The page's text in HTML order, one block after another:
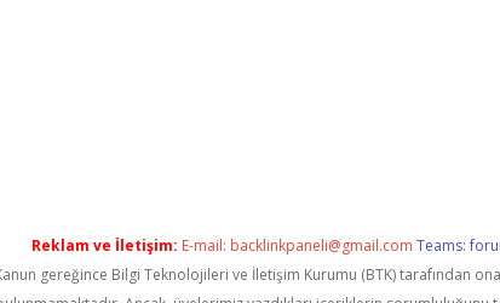
Reklam ve İletişim: E-mail: backlinkpaneli@gmail.com Teams:
Kanun gereğince Bilgi Teknolojileri ve İletişim Kurumu (BTK)